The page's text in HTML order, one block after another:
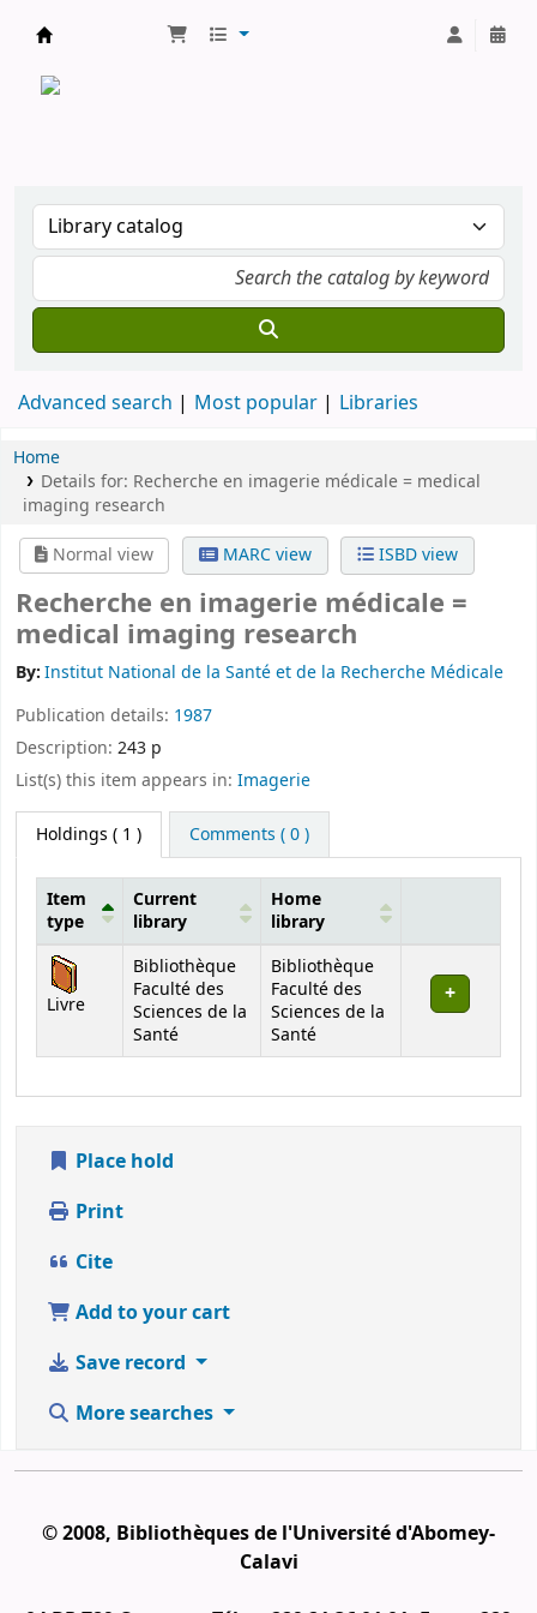
Advanced search Most popular Libraries
Home
Details for: Recherche en imagerie médicale = medical
imaging research
Normal view
MARC view ISBD view
Recherche en imagerie médicale =
medical imaging research
By:Institut National de la Santé et de la Recherche Médicale
Publication details: 1987
Description: 243 p
List(s) this item appears in: Imagerie
Holdings ( 1 ) Comments ( 0 )
Holdings
Item
type
Current
library
Home
library
Livre
Bibliothèque
Faculté des
Sciences de la
Santé
Bibliothèque
Faculté des
Sciences de la
Santé
Place hold
Print
Cite
Add to your cart
Save record
More searches
© 2008, Bibliothèques de l'Université d'Abomey-
Calavi